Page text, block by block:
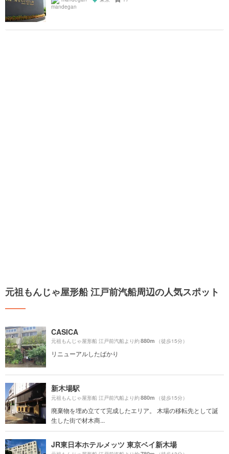
元祖もんじゃ屋形船 江戸前汽船周辺の人気スポット
CASICA
元祖もんじゃ屋形船 江戸前汽船より約880m （徒歩15分）
リニューアルしたばかり
新木場駅
元祖もんじゃ屋形船 江戸前汽船より約880m （徒歩15分）
廃棄物を埋め立てて完成したエリア。 木場の移転先として誕
生した街で材木商...
JR東日本ホテルメッツ 東京ベイ新木場